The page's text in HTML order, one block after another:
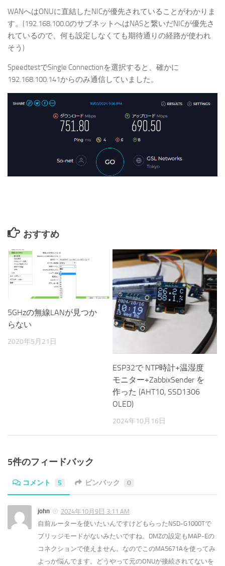
WANへはONUに直結したNICが優先されていることがわかりま
す。(192.168.100.0のサブネットへはNASと繋いだNICが優先さ
れているので、何も設定しなくても期待通りの経路が使われ
そう)
SpeedtestでSingle Connectionを選択すると、確かに
192.168.100.141からのみ通信していました。
おすすめ
5GHzの無線LANが見つか
らない
2020年5月21日
ESP32で NTP時計+温湿度
モニター+ZabbixSender を
作った (AHT10, SSD1306
OLED)
2024年10月16日
5件のフィードバック
コメント 5 ピンバック 0
john
2024年10月9日 3:11 AM
自前ルーターを使いたいんですけどもらったNSD-G1000Tで
ブリッジモードがないみたいですね。DMZの設定もMAP-Eの
コネクションで使えません。なのでこのMA5671Aを使ってみ
よっか悩んでます。どうやって元のONUが接続されてないを